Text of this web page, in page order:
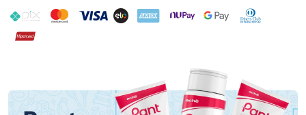
PIX MasterCard
VISA ELO AMEX NuPay Google PayDiners Club
Hipercard
Promoção em Destaque